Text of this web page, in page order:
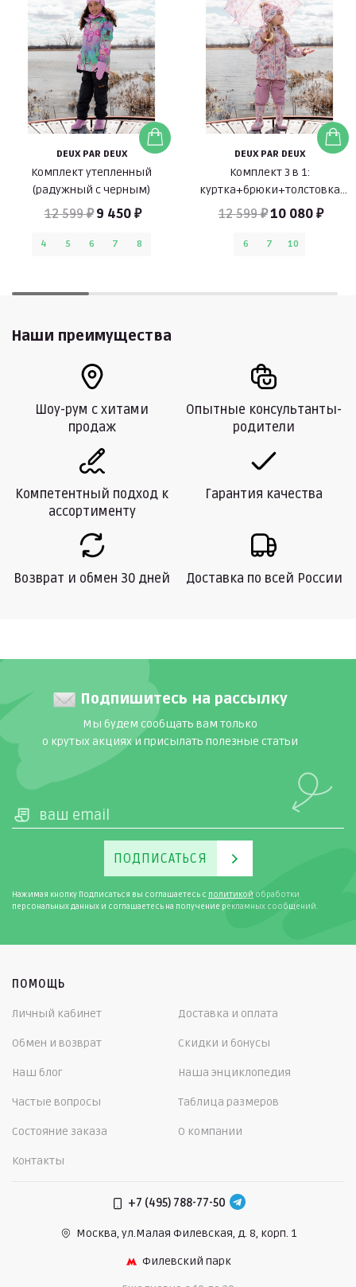
DEUX PAR DEUX
Комплект утепленный
(радужный с черным)
12 599 ₽ 9 450 ₽
4 5 6 7 8
DEUX PAR DEUX
Комплект 3 в 1:
куртка+брюки+толстовка
флисовая (розовый)
12 599 ₽10 080 ₽
6 7 10
Наши преимущества
Шоу-рум с хитами
продаж
Опытные консультанты-
родители
Компетентный подход к
ассортименту
Гарантия качества
Возврат и обмен 30 дней Доставка по всей России
Подпишитесь на рассылку
Мы будем сообщать вам только
о крутых акциях и присылать полезные статьи
ПОДПИСАТЬСЯ
Нажимая кнопку Подписаться вы соглашаетесь с политикой обработки
персональных данных и соглашаетесь на получение рекламных сообщений.
ПОМОЩЬ
Личный кабинет Доставка и оплата
Обмен и возврат Скидки и бонусы
Наш блог Наша энциклопедия
Частые вопросы Таблица размеров
Состояние заказа О компании
Контакты
+7 (495) 788-77-50
Москва, ул.Малая Филевская, д. 8, корп. 1
Филевский парк